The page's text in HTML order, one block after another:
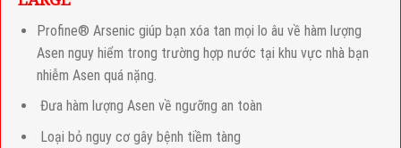
Profine® Arsenic giúp bạn xóa tan mọi lo âu về hàm lượng
Asen nguy hiểm trong trường hợp nước tại khu vực nhà bạn
nhiễm Asen quá nặng.
Đưa hàm lượng Asen về ngưỡng an toàn
Loại bỏ nguy cơ gây bệnh tiềm tàng